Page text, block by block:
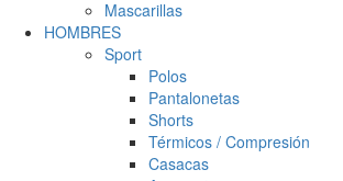
Mascarillas
HOMBRES
Sport
Polos
Pantalonetas
Shorts
Térmicos / Compresión
Casacas